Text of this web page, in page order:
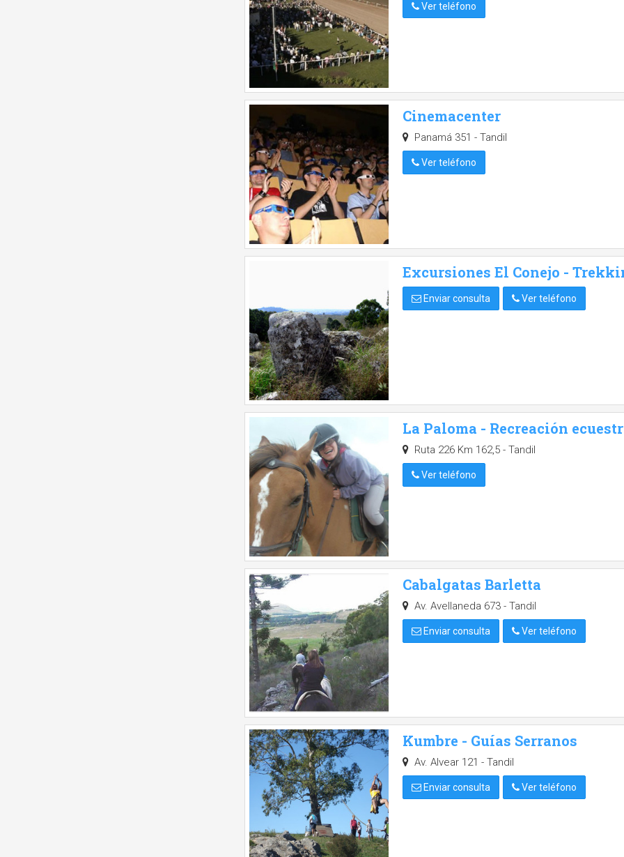
Ver teléfono
Cinemacenter
Panamá 351 - Tandil
Ver teléfono
Excursiones El Conejo -
Enviar consulta Ver teléfono
La Paloma - Recreación
Ruta 226 Km 162,5 - Tandil
Ver teléfono
Cabalgatas Barletta
Av. Avellaneda 673 - Tandil
Enviar consulta Ver teléfono
Kumbre - Guías Serranos
Av. Alvear 121 - Tandil
Enviar consulta Ver teléfono